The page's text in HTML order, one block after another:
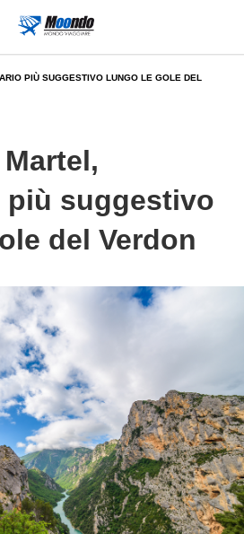
PIÙ SUGGESTIVO LUNGO LE GOLE DEL
più suggestivo
del Verdon